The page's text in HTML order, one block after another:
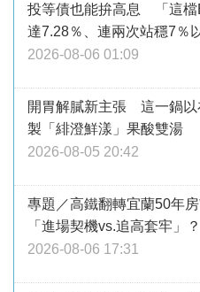
投等債也能拚高息 「這檔
達7.28％、連兩次站穩7％
2026-08-06 01:09
開胃解膩新主張 這一鍋以
製「緋澄鮮漾」果酸雙湯
2026-08-05 20:42
專題／高鐵翻轉宜蘭50年
「進場契機vs.追高套牢」？
2026-08-06 17:31